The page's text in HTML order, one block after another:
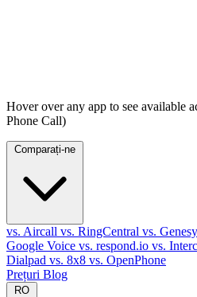
Hover over any app to see available
Phone Call)
vs. Aircall vs. RingCentral vs.
Google Voice vs. respond.io vs.
Dialpad vs. 8x8 vs. OpenPhone
Prețuri Blog
RO